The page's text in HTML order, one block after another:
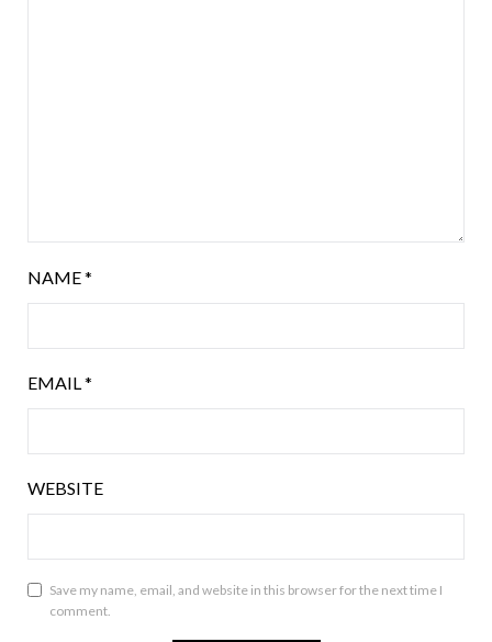
NAME*
EMAIL*
WEBSITE
Save my name, email, and website in this browser for the next time I
comment.